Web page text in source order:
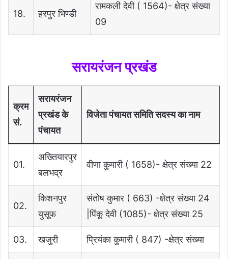
18. हरपुर भिण्डी
रामकली देवी ( 1564)- क्षेत्र संख्या
09
सरायरंजन प्रखंड
क्रम
सं.
सरायरंजन
प्रखंड के
पंचायत
विजेता पंचायत समिति सदस्य का नाम
01.
अख्तियारपुर
बलभद्र
वीणा कुमारी ( 1658)- क्षेत्र संख्या 22
02.
किशनपुर
युसूफ
संतोष कुमार ( 663) -क्षेत्र संख्या 24
|पिंकू देवी (1085)- क्षेत्र संख्या 25
03. खजुरी प्रियंका कुमारी ( 847) -क्षेत्र संख्या